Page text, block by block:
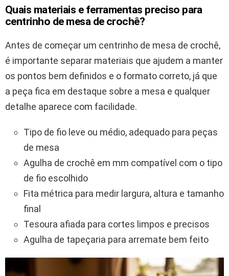
Quais materiais e ferramentas preciso para
centrinho de mesa de crochê?
Antes de começar um centrinho de mesa de crochê,
é importante separar materiais que ajudem a manter
os pontos bem definidos e o formato correto, já que
a peça fica em destaque sobre a mesa e qualquer
detalhe aparece com facilidade.
Tipo de fio leve ou médio, adequado para peças
de mesa
Agulha de crochê em mm compatível com o tipo
de fio escolhido
Fita métrica para medir largura, altura e tamanho
final
Tesoura afiada para cortes limpos e precisos
Agulha de tapeçaria para arremate bem feito